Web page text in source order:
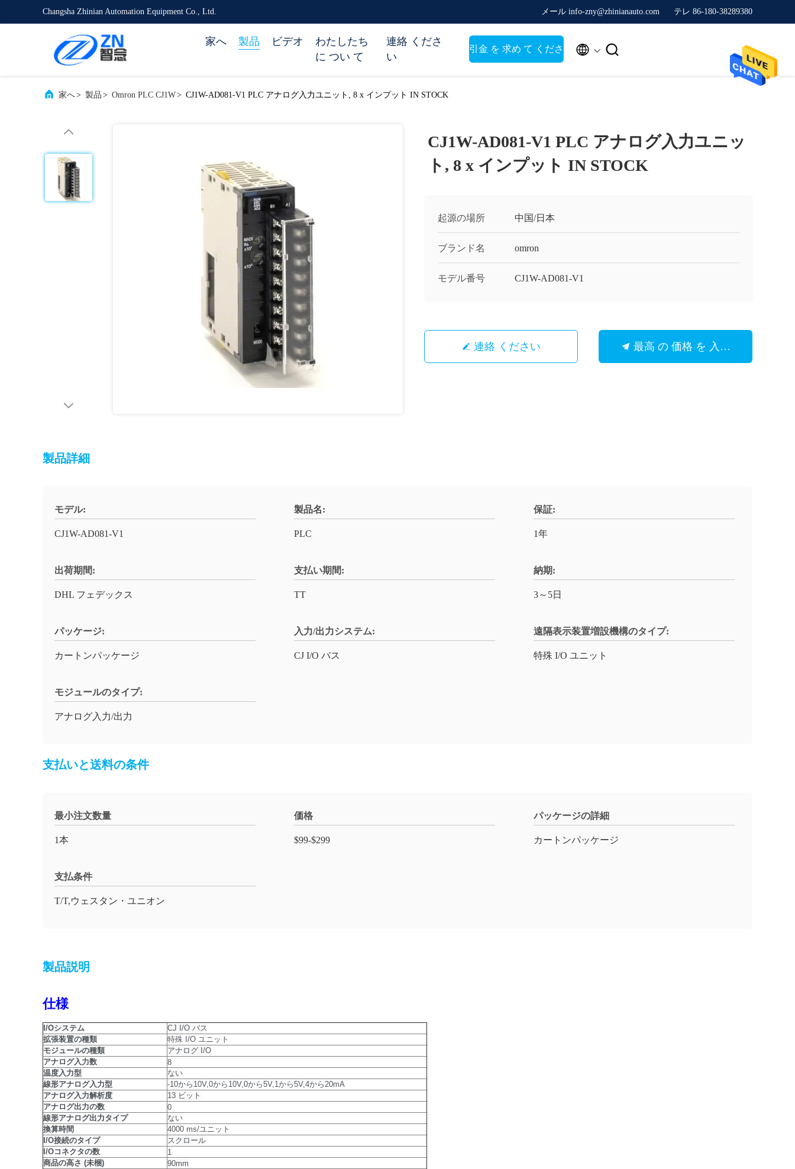
Changsha Zhinian Automation Equipment Co., Ltd. メール info-zny@zhinianauto.com テレ 86-180-38289380
家へ 製品 ビデオ
わたしたち
に つい て
連絡 くださ
い
引金 を 求め て くださ  
家へ> 製品 > Omron PLC CJ1W> CJ1W-AD081-V1 PLC アナログ入力ユニット, 8 x インプット IN STOCK
CJ1W-AD081-V1 PLC アナログ入力ユニッ
ト, 8 x インプット IN STOCK
起源の場所 中国/日本
ブランド名 omron
モデル番号 CJ1W-AD081-V1
連絡 ください 最高 の 価格 を 入手 する
製品詳細
モデル:
CJ1W-AD081-V1
製品名:
PLC
保証:
1年
出荷期間:
DHL フェデックス
支払い期間:
TT
納期:
3～5日
パッケージ:
カートンパッケージ
入力/出力システム:
CJ I/O バス
遠隔表示装置増設機構のタイプ:
特殊 I/O ユニット
モジュールのタイプ:
アナログ入力/出力
支払いと送料の条件
最小注文数量
1本
価格
$99-$299
パッケージの詳細
カートンパッケージ
支払条件
T/T,ウェスタン・ユニオン
製品説明
仕様
I/Oシステム
CJ I/O バス
拡張装置の種類
特殊 I/O ユニット
モジュールの種類
アナログ I/O
アナログ入力数
8
温度入力型
ない
線形アナログ入力型
-10から10V,0から10V,0から5V,1から5V,4から20mA
アナログ入力解析度
13 ビット
アナログ出力の数
0
線形アナログ出力タイプ
ない
換算時間
4000 ms/ユニット
I/O接続のタイプ
スクロール
I/Oコネクタの数
1
商品の高さ (未梱)
90mm